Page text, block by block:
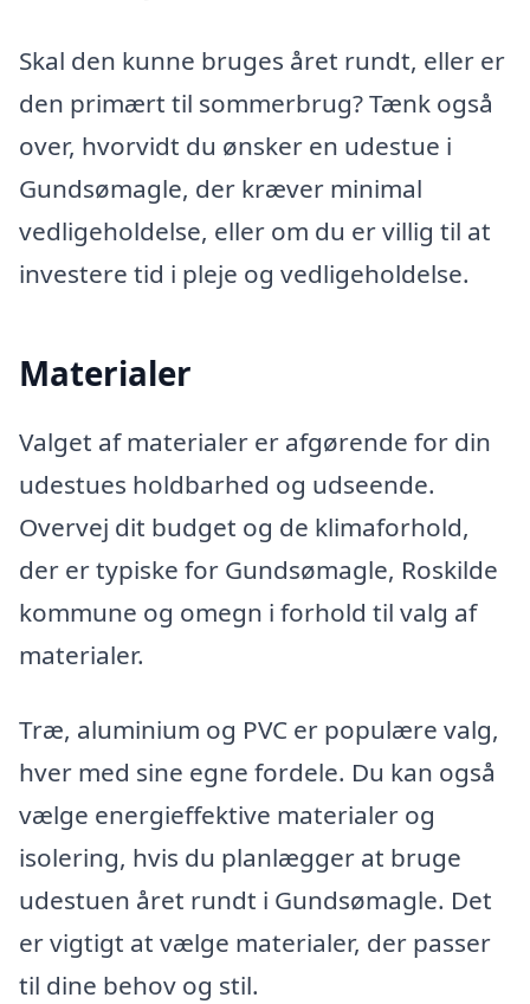
Skal den kunne bruges året rundt, eller er
den primært til sommerbrug? Tænk også
over, hvorvidt du ønsker en udestue i
Gundsømagle, der kræver minimal
vedligeholdelse, eller om du er villig til at
investere tid i pleje og vedligeholdelse.
Materialer
Valget af materialer er afgørende for din
udestues holdbarhed og udseende.
Overvej dit budget og de klimaforhold,
der er typiske for Gundsømagle, Roskilde
kommune og omegn i forhold til valg af
materialer.
Træ, aluminium og PVC er populære valg,
hver med sine egne fordele. Du kan også
vælge energieffektive materialer og
isolering, hvis du planlægger at bruge
udestuen året rundt i Gundsømagle. Det
er vigtigt at vælge materialer, der passer
til dine behov og stil.